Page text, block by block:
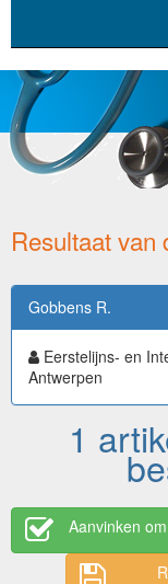
Resultaat van
Gobbens R.
Eerstelijns- en
Antwerpen
1
Aanvinken